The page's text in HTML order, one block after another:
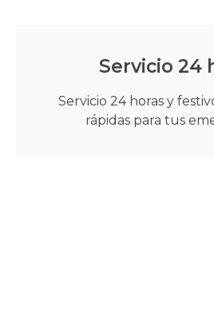
Servicio 24
Servicio 24 horas y
rápidas para tus